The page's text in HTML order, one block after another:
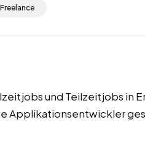
Freelance
und Teilzeitjobs in
Applikationsentwickler